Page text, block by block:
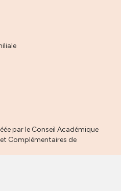
par le Conseil Académique
Complémentaires de